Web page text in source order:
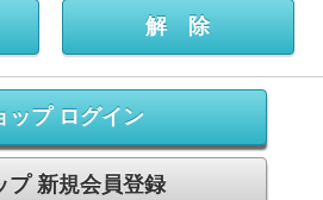
ップ ログイン
プ 新規会員登録